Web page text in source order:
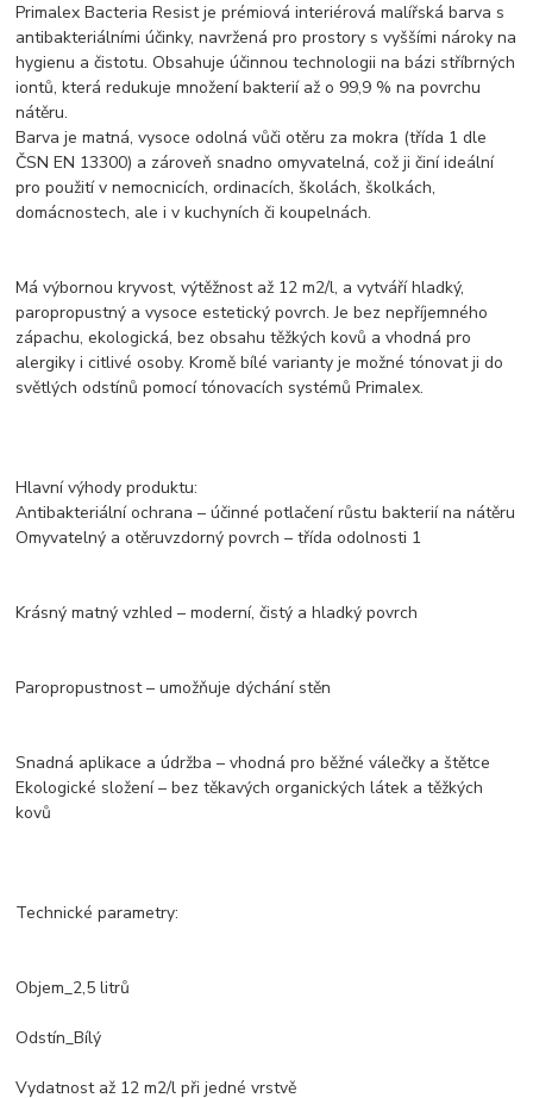
Primalex Bacteria Resist je prémiová interiérová malířská barva s
antibakteriálními účinky, navržená pro prostory s vyššími nároky na
hygienu a čistotu. Obsahuje účinnou technologii na bázi stříbrných
iontů, která redukuje množení bakterií až o 99,9 % na povrchu
nátěru.
Barva je matná, vysoce odolná vůči otěru za mokra (třída 1 dle
ČSN EN 13300) a zároveň snadno omyvatelná, což ji činí ideální
pro použití v nemocnicích, ordinacích, školách, školkách,
domácnostech, ale i v kuchyních či koupelnách.
Má výbornou kryvost, výtěžnost až 12 m2/l, a vytváří hladký,
paropropustný a vysoce estetický povrch. Je bez nepříjemného
zápachu, ekologická, bez obsahu těžkých kovů a vhodná pro
alergiky i citlivé osoby. Kromě bílé varianty je možné tónovat ji do
světlých odstínů pomocí tónovacích systémů Primalex.
Hlavní výhody produktu:
Antibakteriální ochrana – účinné potlačení růstu bakterií na nátěru
Omyvatelný a otěruvzdorný povrch – třída odolnosti 1
Krásný matný vzhled – moderní, čistý a hladký povrch
Paropropustnost – umožňuje dýchání stěn
Snadná aplikace a údržba – vhodná pro běžné válečky a štětce
Ekologické složení – bez těkavých organických látek a těžkých
kovů
Technické parametry:
Objem_2,5 litrů
Odstín_Bílý
Vydatnost až 12 m2/l při jedné vrstvě